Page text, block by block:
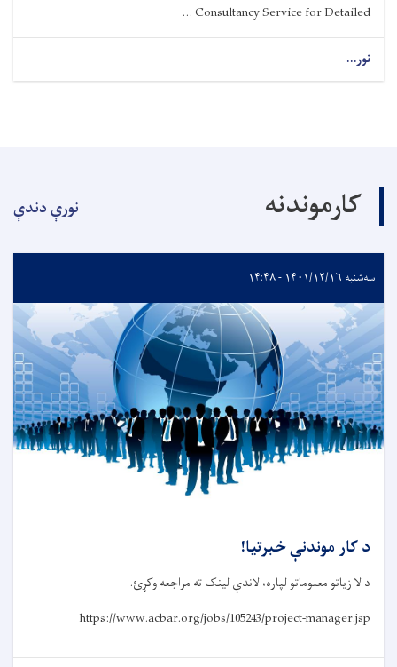
Consultancy Service for Detailed ...
نور...
کارموندنه نورې دندې
سه‌شنبه ۱۴۰۱/۱۲/۱۶ - ۱۴:۴۸
د کار موندنې خبرتیا!
د لا زیاتو معلوماتو لپاره، لاندې لینک ته مراجعه وکړئ.
https://www.acbar.org/jobs/105243/project-manager.jsp